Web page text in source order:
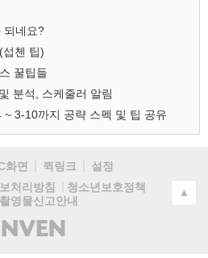
되네요?
첸 팁)
꿀팁들
분석, 스케줄러 알림
3-10까지 공략 스펙 및 팁 공유
화면 퀵링크
설정
처리방침
청소년보호정책
영물신고안내
(주)
인
▲